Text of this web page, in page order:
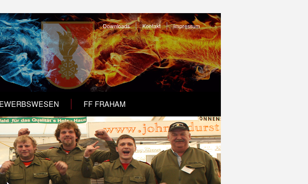
Downloads Kontakt Impressum
FF FRAHAM